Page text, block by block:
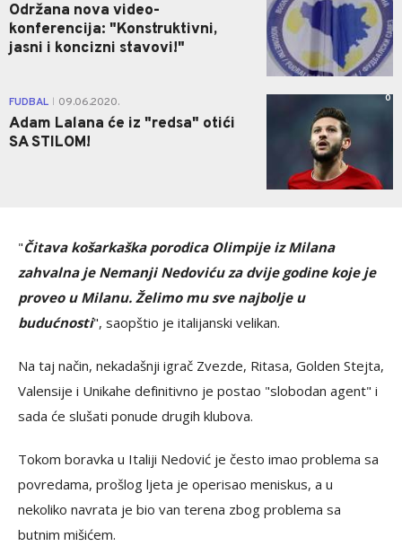
Održana nova video-
konferencija: "Konstruktivni,
jasni i koncizni stavovi!"
FUDBAL 09.06.2020.
Adam Lalana će iz "redsa" otići
SA STILOM!
0
"Čitava košarkaška porodica Olimpije iz Milana
zahvalna je Nemanji Nedoviću za dvije godine koje je
proveo u Milanu. Želimo mu sve najbolje u
budućnosti", saopštio je italijanski velikan.
Na taj način, nekadašnji igrač Zvezde, Ritasa, Golden Stejta,
Valensije i Unikahe definitivno je postao "slobodan agent" i
sada će slušati ponude drugih klubova.
Tokom boravka u Italiji Nedović je često imao problema sa
povredama, prošlog ljeta je operisao meniskus, a u
nekoliko navrata je bio van terena zbog problema sa
butnim mišićem.